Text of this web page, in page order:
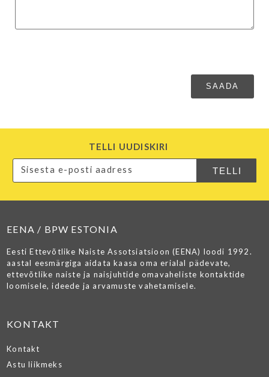
TELLI UUDISKIRI
EENA / BPW ESTONIA
Eesti Ettevõtlike Naiste Assotsiatsioon (EENA) loodi 1992.
aastal eesmärgiga aidata kaasa oma erialal pädevate,
ettevõtlike naiste ja naisjuhtide omavaheliste kontaktide
loomisele, ideede ja arvamuste vahetamisele.
KONTAKT
Kontakt
Astu liikmeks